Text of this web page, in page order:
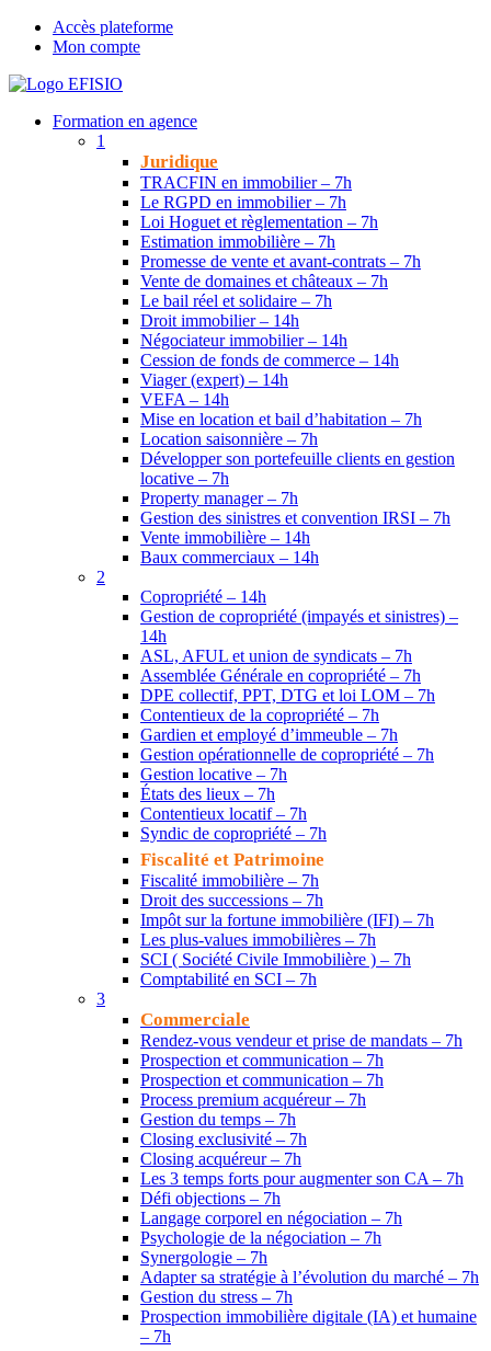
Accès plateforme
Mon compte
Formation en agence
1
Juridique
TRACFIN en immobilier – 7h
Le RGPD en immobilier – 7h
Loi Hoguet et règlementation – 7h
Estimation immobilière – 7h
Promesse de vente et avant-contrats – 7h
Vente de domaines et châteaux – 7h
Le bail réel et solidaire – 7h
Droit immobilier – 14h
Négociateur immobilier – 14h
Cession de fonds de commerce – 14h
Viager (expert) – 14h
VEFA – 14h
Mise en location et bail d’habitation – 7h
Location saisonnière – 7h
Développer son portefeuille clients en gestion
locative – 7h
Property manager – 7h
Gestion des sinistres et convention IRSI – 7h
Vente immobilière – 14h
Baux commerciaux – 14h
2
Copropriété – 14h
Gestion de copropriété (impayés et sinistres) –
14h
ASL, AFUL et union de syndicats – 7h
Assemblée Générale en copropriété – 7h
DPE collectif, PPT, DTG et loi LOM – 7h
Contentieux de la copropriété – 7h
Gardien et employé d’immeuble – 7h
Gestion opérationnelle de copropriété – 7h
Gestion locative – 7h
États des lieux – 7h
Contentieux locatif – 7h
Syndic de copropriété – 7h
Fiscalité et Patrimoine
Fiscalité immobilière – 7h
Droit des successions – 7h
Impôt sur la fortune immobilière (IFI) – 7h
Les plus-values immobilières – 7h
SCI ( Société Civile Immobilière ) – 7h
Comptabilité en SCI – 7h
3
Commerciale
Rendez-vous vendeur et prise de mandats – 7h
Prospection et communication – 7h
Prospection et communication – 7h
Process premium acquéreur – 7h
Gestion du temps – 7h
Closing exclusivité – 7h
Closing acquéreur – 7h
Les 3 temps forts pour augmenter son CA – 7h
Défi objections – 7h
Langage corporel en négociation – 7h
Psychologie de la négociation – 7h
Synergologie – 7h
Adapter sa stratégie à l’évolution du marché – 7h
Gestion du stress – 7h
Prospection immobilière digitale (IA) et humaine
– 7h